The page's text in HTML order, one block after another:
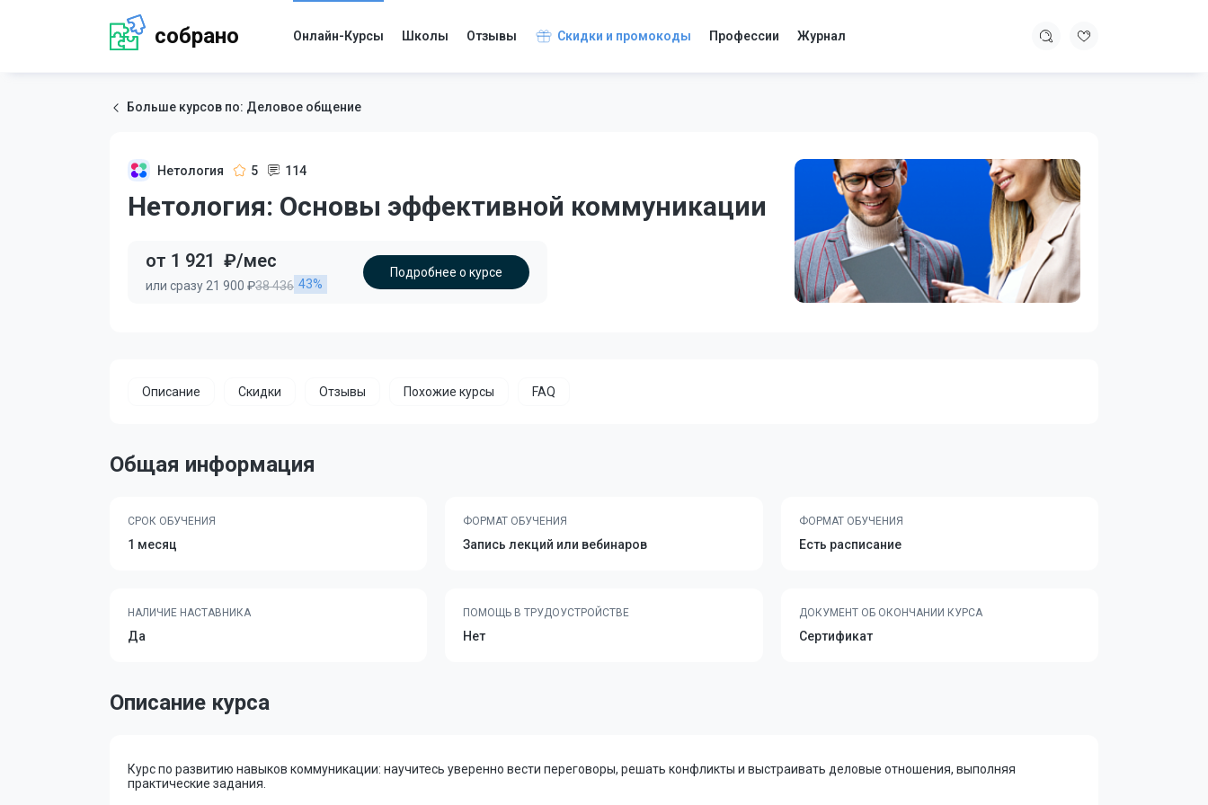
собрано Онлайн-Курсы Школы Отзывы Скидки и промокоды Профессии Журнал
Больше курсов по: Деловое общение
Нетология 5 114
Нетология: Основы эффективной коммуникации
от 1 921 ₽/мес
или сразу 21 900 ₽38 436 43%
Подробнее о курсе
Описание Скидки Отзывы Похожие курсы FAQ
Общая информация
СРОК ОБУЧЕНИЯ
1 месяц
ФОРМАТ ОБУЧЕНИЯ
Запись лекций или вебинаров
ФОРМАТ ОБУЧЕНИЯ
Есть расписание
НАЛИЧИЕ НАСТАВНИКА
Да
ПОМОЩЬ В ТРУДОУСТРОЙСТВЕ
Нет
ДОКУМЕНТ ОБ ОКОНЧАНИИ КУРСА
Сертификат
Описание курса
Курс по развитию навыков коммуникации: научитесь уверенно вести переговоры, решать конфликты и выстраивать деловые отношения, выполняя
практические задания.